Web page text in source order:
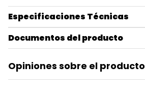
Especificaciones Técnicas
Documentos del producto
Opiniones sobre el producto